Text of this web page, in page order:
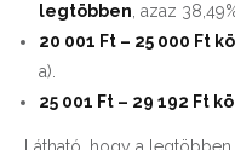
legtöbben , azaz
20 001 Ft – 25 000 Ft
a).
25 001 Ft – 29 192 Ft